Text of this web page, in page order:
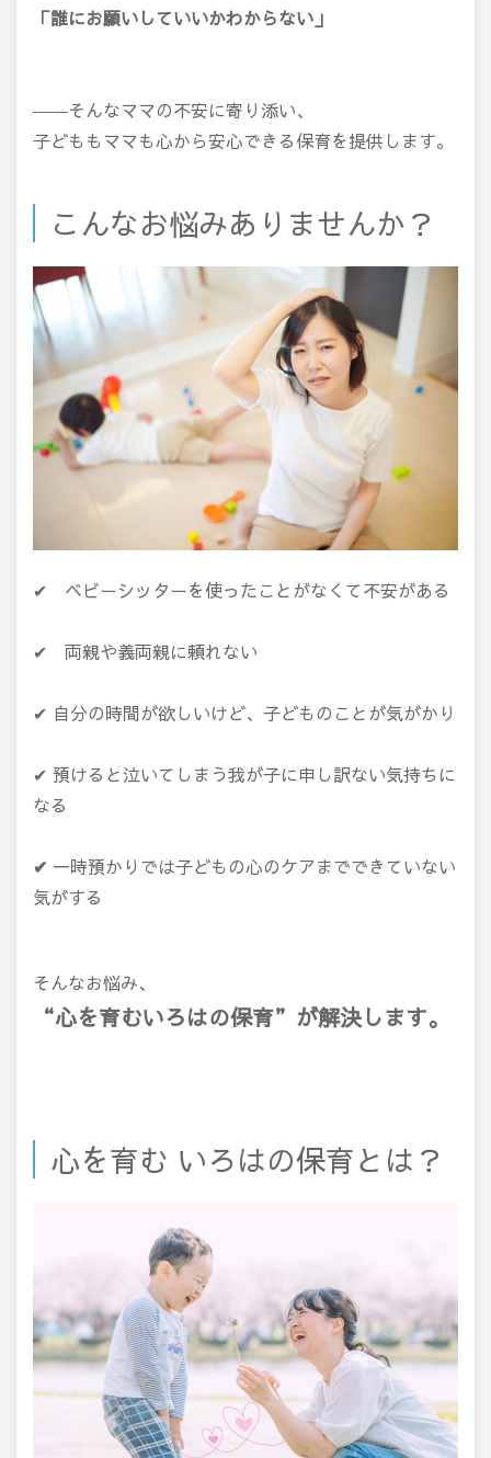
「誰にお願いしていいかわからない」
――そんなママの不安に寄り添い、
子どももママも心から安心できる保育を提供します。
こんなお悩みありませんか？
✔ ベビーシッターを使ったことがなくて不安がある
✔ 両親や義両親に頼れない
✔ 自分の時間が欲しいけど、子どものことが気がかり
✔ 預けると泣いてしまう我が子に申し訳ない気持ちに
なる
✔ 一時預かりでは子どもの心のケアまでできていない
気がする
そんなお悩み、
“心を育むいろはの保育”が解決します。
心を育む いろはの保育とは？